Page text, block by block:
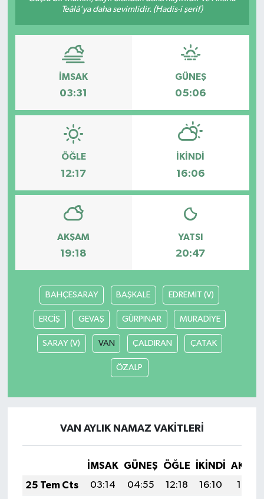
Teâlâ'ya daha sevimlidir. (Hadis-i şerif)
İMSAK
03:31
GÜNEŞ
05:06
ÖĞLE
12:17
İKINDI
16:06
AKŞAM
19:18
YATSI
20:47
BAHÇESARAY BAŞKALE EDREMİT (V)
ERCİŞ GEVAŞ GÜRPINAR MURADİYE
SARAY (V) VAN ÇALDIRAN ÇATAK
ÖZALP
VAN AYLIK NAMAZ VAKITLERI
İMSAK GÜNEŞ ÖĞLE İKINDI
25 Tem Cts
03:14 04:55 12:18 16:10
19:31